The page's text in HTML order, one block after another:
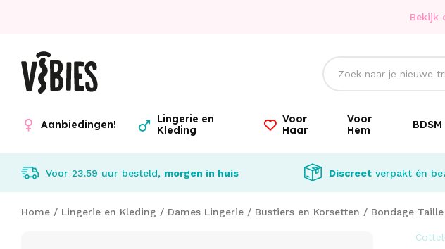
Bekijk
Aanbiedingen!
Lingerie en
Kleding
Voor
Haar
Voor
Hem
BDSM
Voor 23.59 uur besteld, morgen in huis Discreetverpakt én
Home / Lingerie en Kleding / Dames Lingerie / Bustiers en Korsetten / Bondage